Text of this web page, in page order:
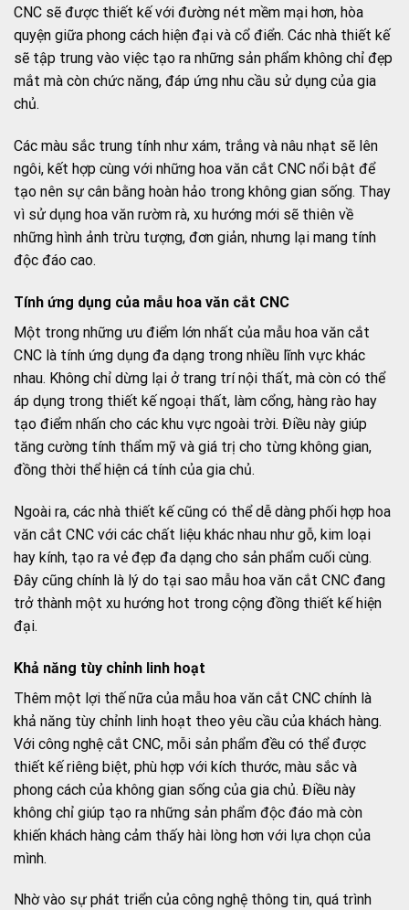
CNC sẽ được thiết kế với đường nét mềm mại hơn, hòa
quyện giữa phong cách hiện đại và cổ điển. Các nhà thiết kế
sẽ tập trung vào việc tạo ra những sản phẩm không chỉ đẹp
mắt mà còn chức năng, đáp ứng nhu cầu sử dụng của gia
chủ.
Các màu sắc trung tính như xám, trắng và nâu nhạt sẽ lên
ngôi, kết hợp cùng với những hoa văn cắt CNC nổi bật để
tạo nên sự cân bằng hoàn hảo trong không gian sống. Thay
vì sử dụng hoa văn rườm rà, xu hướng mới sẽ thiên về
những hình ảnh trừu tượng, đơn giản, nhưng lại mang tính
độc đáo cao.
Tính ứng dụng của mẫu hoa văn cắt CNC
Một trong những ưu điểm lớn nhất của mẫu hoa văn cắt
CNC là tính ứng dụng đa dạng trong nhiều lĩnh vực khác
nhau. Không chỉ dừng lại ở trang trí nội thất, mà còn có thể
áp dụng trong thiết kế ngoại thất, làm cổng, hàng rào hay
tạo điểm nhấn cho các khu vực ngoài trời. Điều này giúp
tăng cường tính thẩm mỹ và giá trị cho từng không gian,
đồng thời thể hiện cá tính của gia chủ.
Ngoài ra, các nhà thiết kế cũng có thể dễ dàng phối hợp hoa
văn cắt CNC với các chất liệu khác nhau như gỗ, kim loại
hay kính, tạo ra vẻ đẹp đa dạng cho sản phẩm cuối cùng.
Đây cũng chính là lý do tại sao mẫu hoa văn cắt CNC đang
trở thành một xu hướng hot trong cộng đồng thiết kế hiện
đại.
Khả năng tùy chỉnh linh hoạt
Thêm một lợi thế nữa của mẫu hoa văn cắt CNC chính là
khả năng tùy chỉnh linh hoạt theo yêu cầu của khách hàng.
Với công nghệ cắt CNC, mỗi sản phẩm đều có thể được
thiết kế riêng biệt, phù hợp với kích thước, màu sắc và
phong cách của không gian sống của gia chủ. Điều này
không chỉ giúp tạo ra những sản phẩm độc đáo mà còn
khiến khách hàng cảm thấy hài lòng hơn với lựa chọn của
mình.
Nhờ vào sự phát triển của công nghệ thông tin, quá trình